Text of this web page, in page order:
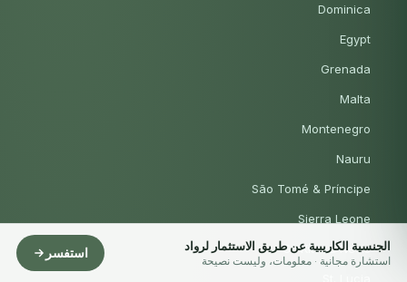
الجنسية الكاريبية عن طريق الاستثمار لرواد
استشارة مجانية · معلومات، وليست نصيحة
استفسر
Dominica
Egypt
Grenada
Malta
Montenegro
Nauru
São Tomé & Príncipe
Sierra Leone
St. Kitts & Nevis